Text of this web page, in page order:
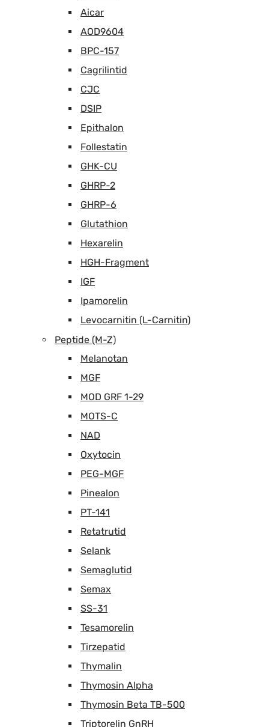
Aicar
AOD9604
BPC-157
Cagrilintid
CJC
DSIP
Epithalon
Follestatin
GHK-CU
GHRP-2
GHRP-6
Glutathion
Hexarelin
HGH-Fragment
IGF
Ipamorelin
Levocarnitin (L-Carnitin)
Peptide (M-Z)
Melanotan
MGF
MOD GRF 1-29
MOTS-C
NAD
Oxytocin
PEG-MGF
Pinealon
PT-141
Retatrutid
Selank
Semaglutid
Semax
SS-31
Tesamorelin
Tirzepatid
Thymalin
Thymosin Alpha
Thymosin Beta TB-500
Triptorelin GnRH